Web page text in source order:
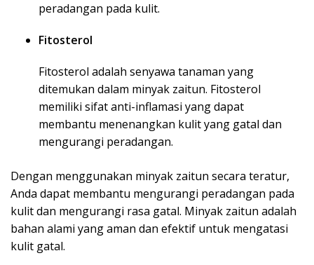
peradangan pada kulit.
Fitosterol
Fitosterol adalah senyawa tanaman yang
ditemukan dalam minyak zaitun. Fitosterol
memiliki sifat anti-inflamasi yang dapat
membantu menenangkan kulit yang gatal dan
mengurangi peradangan.
Dengan menggunakan minyak zaitun secara teratur,
Anda dapat membantu mengurangi peradangan pada
kulit dan mengurangi rasa gatal. Minyak zaitun adalah
bahan alami yang aman dan efektif untuk mengatasi
kulit gatal.